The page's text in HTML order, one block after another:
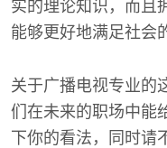
实的理论知识，而且
能够更好地满足社会
关于广播电视专业的
们在未来的职场中能
下你的看法，同时请